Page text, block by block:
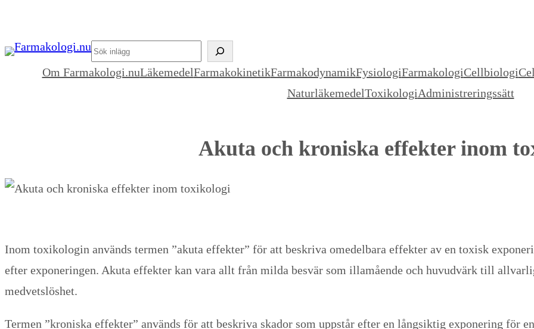
innehåll
’
.
’
Om Farmakologi.nuLäkemedelFarmakokinetikFarmakodynamikFysiologiFarmakologiCellbiologi
NaturläkemedelToxikologiAdministreringssätt
Akuta och kroniska effekter inom
Inom toxikologin används termen ”akuta effekter” för att beskriva omedelbara effekter av en toxisk
efter exponeringen. Akuta effekter kan vara allt från milda besvär som illamående och huvudvärk till
medvetslöshet.
Termen ”kroniska effekter” används för att beskriva skador som uppstår efter en långsiktig exponering för